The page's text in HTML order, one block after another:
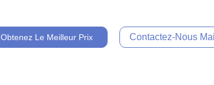
Obtenez Le Meilleur Prix Contactez-Nous